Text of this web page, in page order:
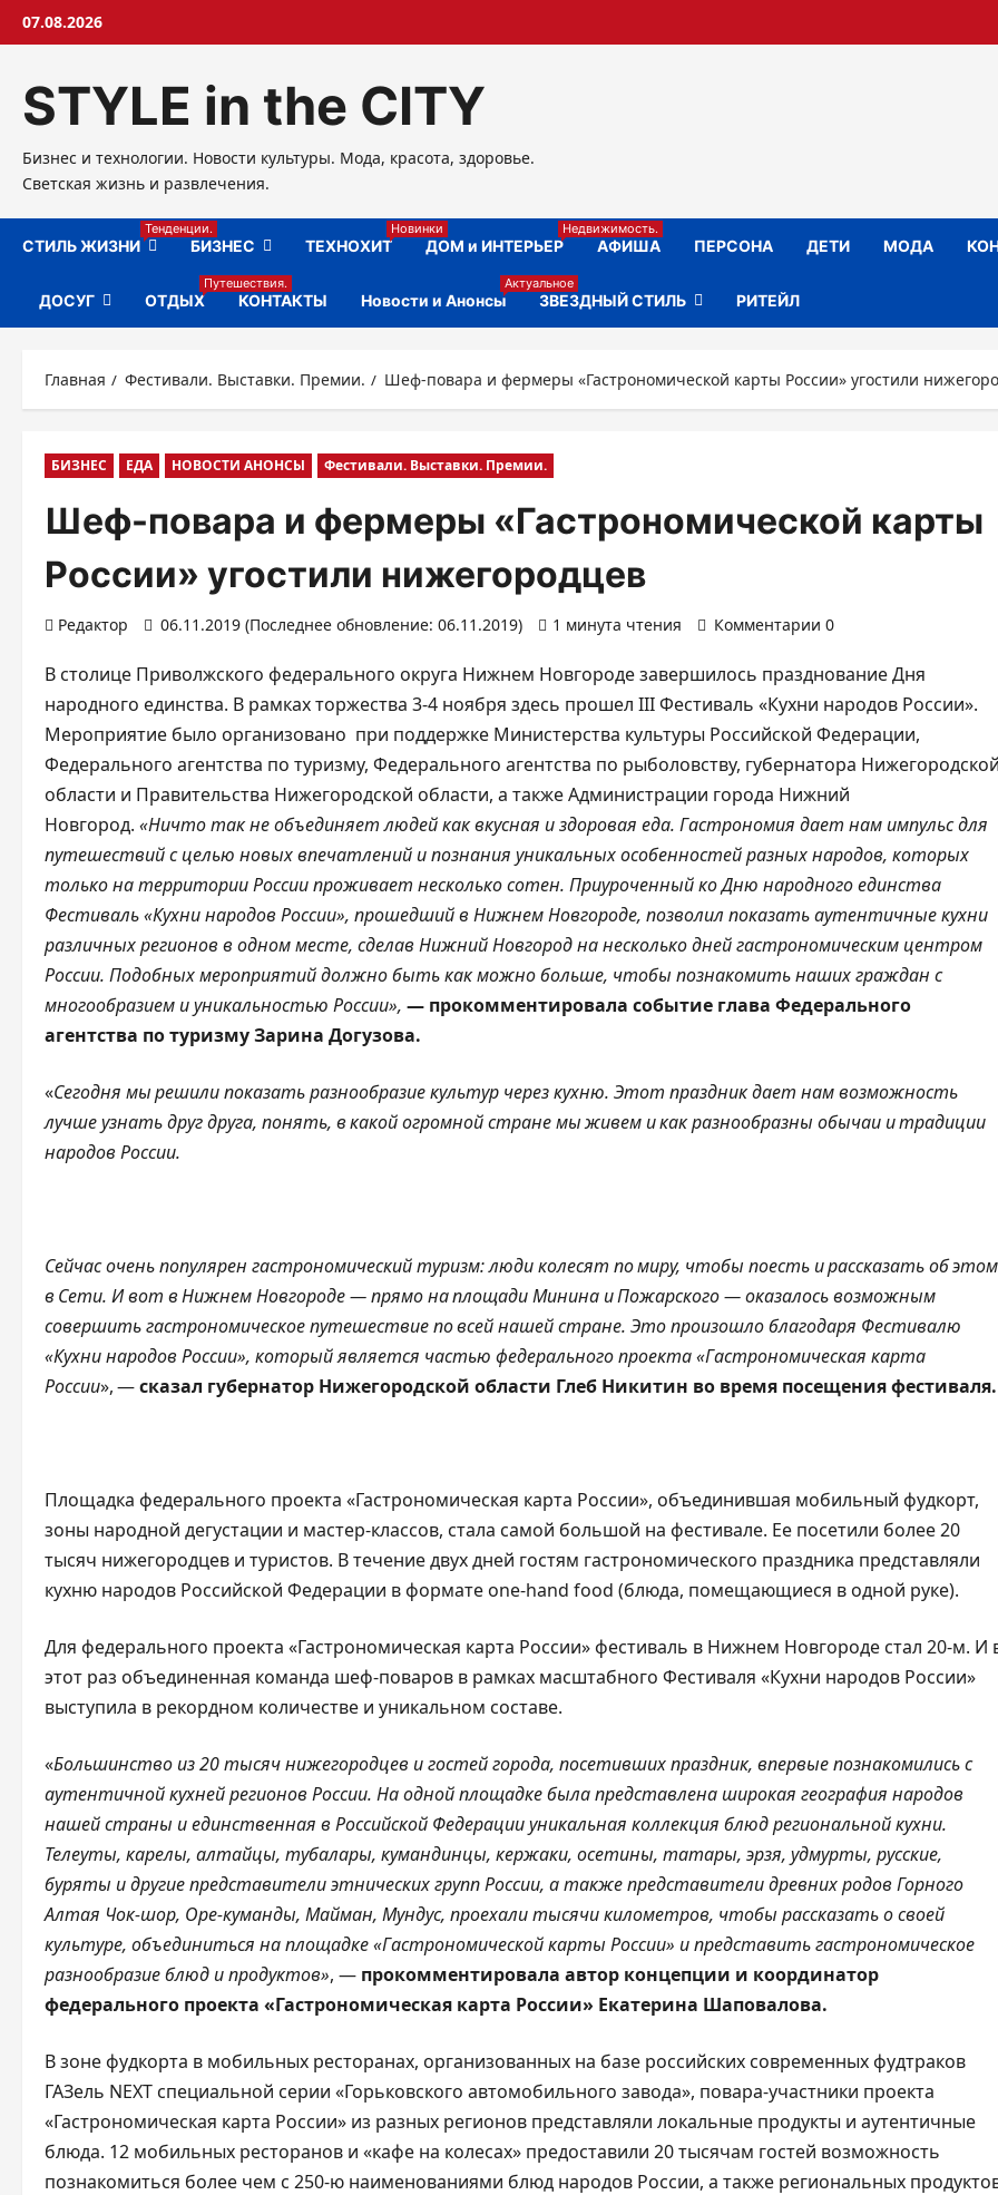
Перейти
07.08.2026
STYLE in the CITY
Бизнес и технологии. Новости культуры. Мода, красота, здоровье.
Светская жизнь и развлечения.
СТИЛЬ ЖИЗНИ
Тенденции.
БИЗНЕС ТЕХНОХИТ
Новинки
ДОМ и ИНТЕРЬЕР
Недвижимость.
АФИША ПЕРСОНА ДЕТИ МОДА
ДОСУГ ОТДЫХ
Путешествия.
КОНТАКТЫ Новости и Анонсы
Актуальное
ЗВЕЗДНЫЙ СТИЛЬ РИТЕЙЛ
Главная Фестивали. Выставки. Премии. Шеф-повара и фермеры «Гастрономической карты России» угостили
БИЗНЕС ЕДА НОВОСТИ АНОНСЫ Фестивали. Выставки. Премии.
Шеф-повара и фермеры «Гастрономической карты
России» угостили нижегородцев
Редактор 06.11.2019 (Последнее обновление: 06.11.2019) 1 минута чтения Комментарии 0
В столице Приволжского федерального округа Нижнем Новгороде завершилось празднование Дня
народного единства. В рамках торжества 3-4 ноября здесь прошел III Фестиваль «Кухни народов России».
Мероприятие было организовано при поддержке Министерства культуры Российской Федерации,
Федерального агентства по туризму, Федерального агентства по рыболовству, губернатора
области и Правительства Нижегородской области, а также Администрации города Нижний
Новгород. «Ничто так не объединяет людей как вкусная и здоровая еда. Гастрономия дает нам импульс для
путешествий с целью новых впечатлений и познания уникальных особенностей разных народов, которых
только на территории России проживает несколько сотен. Приуроченный ко Дню народного единства
Фестиваль «Кухни народов России», прошедший в Нижнем Новгороде, позволил показать аутентичные кухни
различных регионов в одном месте, сделав Нижний Новгород на несколько дней гастрономическим центром
России. Подобных мероприятий должно быть как можно больше, чтобы познакомить наших граждан с
многообразием и уникальностью России», — прокомментировала событие глава Федерального
агентства по туризму Зарина Догузова.
«Сегодня мы решили показать разнообразие культур через кухню. Этот праздник дает нам возможность
лучше узнать друг друга, понять, в какой огромной стране мы живем и как разнообразны обычаи и традиции
народов России.
Сейчас очень популярен гастрономический туризм: люди колесят по миру, чтобы поесть и рассказать об этом
в Сети. И вот в Нижнем Новгороде — прямо на площади Минина и Пожарского — оказалось возможным
совершить гастрономическое путешествие по всей нашей стране. Это произошло благодаря Фестивалю
«Кухни народов России», который является частью федерального проекта «Гастрономическая карта
России», —сказал губернатор Нижегородской области Глеб Никитин во время посещения фестиваля.
Площадка федерального проекта «Гастрономическая карта России», объединившая мобильный фудкорт,
зоны народной дегустации и мастер-классов, стала самой большой на фестивале. Ее посетили более 20
тысяч нижегородцев и туристов. В течение двух дней гостям гастрономического праздника представляли
кухню народов Российской Федерации в формате one-hand food (блюда, помещающиеся в одной руке).
Для федерального проекта «Гастрономическая карта России» фестиваль в Нижнем Новгороде стал 20-м. И
этот раз объединенная команда шеф-поваров в рамках масштабного Фестиваля «Кухни народов России»
выступила в рекордном количестве и уникальном составе.
«Большинство из 20 тысяч нижегородцев и гостей города, посетивших праздник, впервые познакомились с
аутентичной кухней регионов России. На одной площадке была представлена широкая география народов
нашей страны и единственная в Российской Федерации уникальная коллекция блюд региональной кухни.
Телеуты, карелы, алтайцы, тубалары, кумандинцы, кержаки, осетины, татары, эрзя, удмурты, русские,
буряты и другие представители этнических групп России, а также представители древних родов Горного
Алтая Чок-шор, Оре-куманды, Майман, Мундус, проехали тысячи километров, чтобы рассказать о своей
культуре, объединиться на площадке «Гастрономической карты России» и представить гастрономическое
разнообразие блюд и продуктов», — прокомментировала автор концепции и координатор
федерального проекта «Гастрономическая карта России» Екатерина Шаповалова.
В зоне фудкорта в мобильных ресторанах, организованных на базе российских современных фудтраков
ГАЗель NEXT специальной серии «Горьковского автомобильного завода», повара-участники проекта
«Гастрономическая карта России» из разных регионов представляли локальные продукты и аутентичные
блюда. 12 мобильных ресторанов и «кафе на колесах» предоставили 20 тысячам гостей возможность
познакомиться более чем с 250-ю наименованиями блюд народов России, а также региональных